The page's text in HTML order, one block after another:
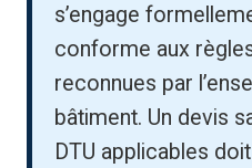
s’engage
conforme aux
reconnues par
bâtiment. Un devis
DTU applicables